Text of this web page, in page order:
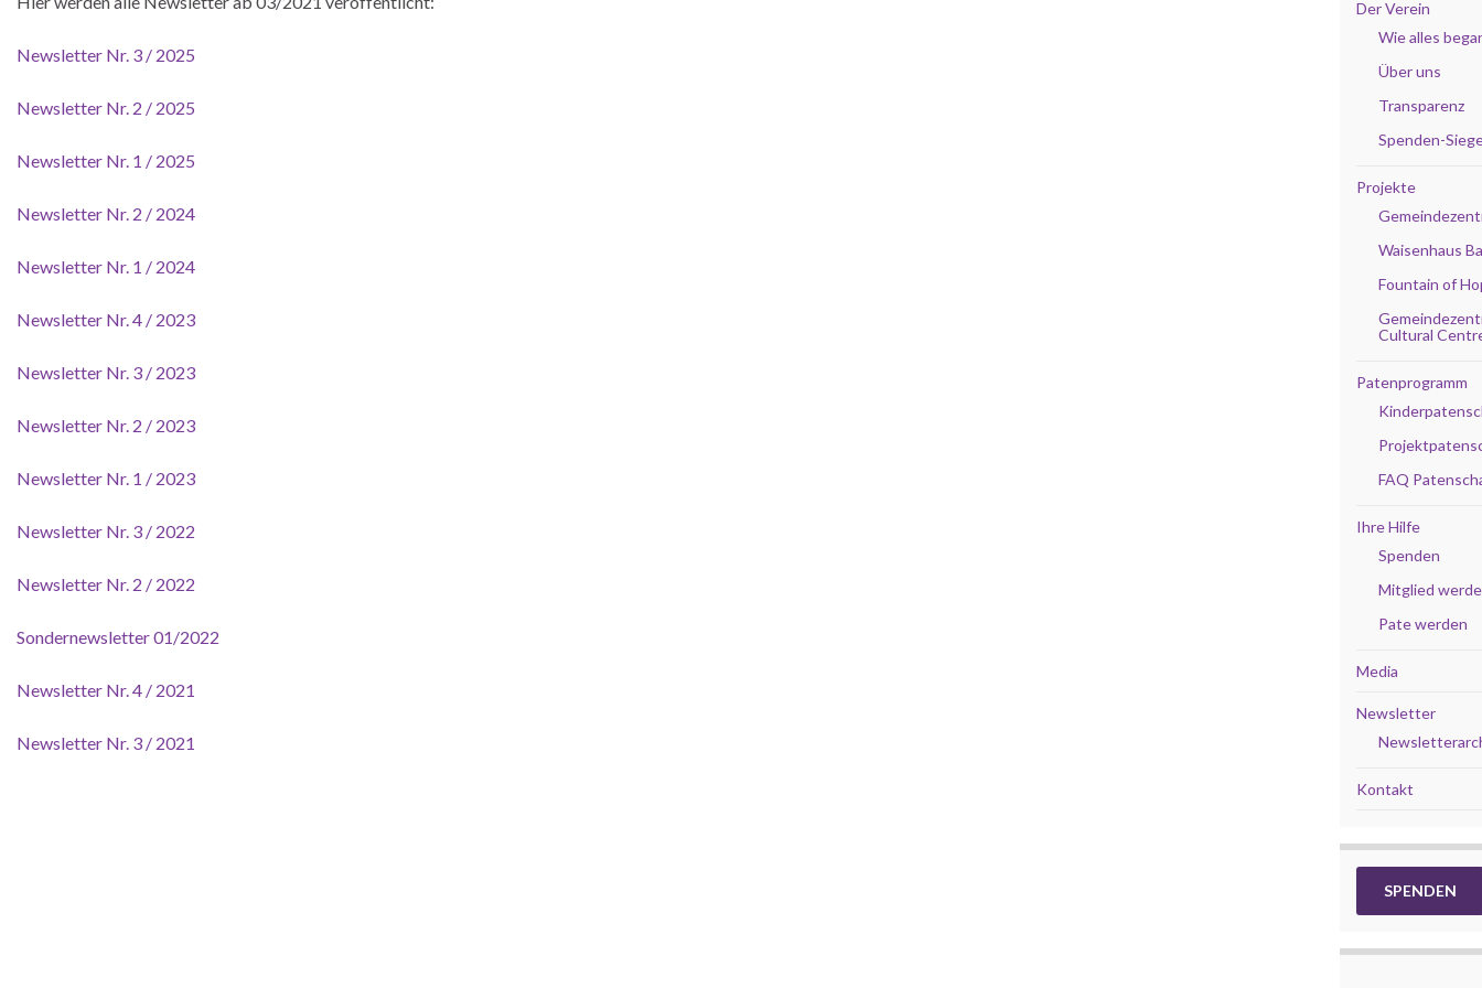
Newsletter Nr. 3 / 2025
Newsletter Nr. 2 / 2025
Newsletter Nr. 1 / 2025
Newsletter Nr. 2 / 2024
Newsletter Nr. 1 / 2024
Newsletter Nr. 4 / 2023
Newsletter Nr. 3 / 2023
Newsletter Nr. 2 / 2023
Newsletter Nr. 1 / 2023
Newsletter Nr. 3 / 2022
Newsletter Nr. 2 / 2022
Sondernewsletter 01/2022
Newsletter Nr. 4 / 2021
Newsletter Nr. 3 / 2021
Der Verein
Wie alles
Über uns
Transparenz
Spenden-
Projekte
Waisenhaus
Fountain of
Cultural
Patenprogramm
FAQ
Ihre Hilfe
Spenden
Mitglied
Pate werden
Media
Newsletter
Kontakt
SPENDEN